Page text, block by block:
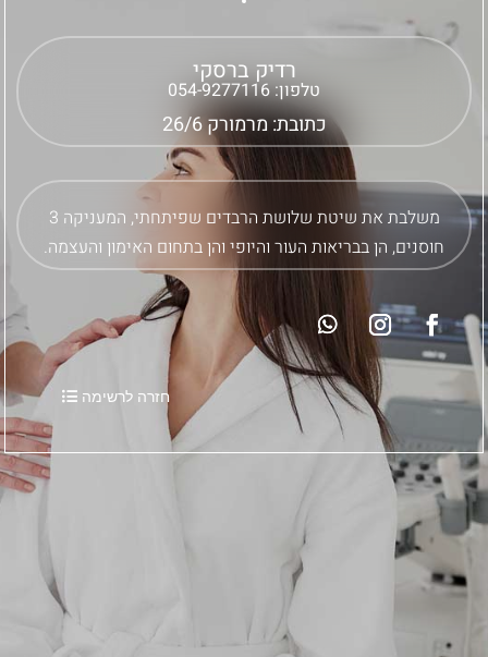
רדיק ברסקי
טלפון:054-9277116
כתובת: מרמורק 26/6
משלבת את שיטת שלושת הרבדים שפיתחתי, המעניקה 3
חוסנים, הן בבריאות העור והיופי והן בתחום האימון והעצמה.
חזרה לרשימה